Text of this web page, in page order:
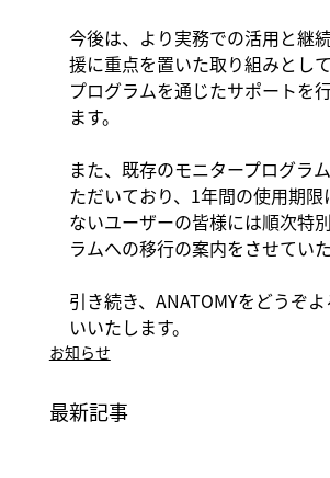
今後は、より実務での活用と継
援に重点を置いた取り組みとし
プログラムを通じたサポートを
ます。
また、既存のモニタープログラ
ただいており、1年間の使用期限
ないユーザーの皆様には順次特
ラムへの移行の案内をさせていた
引き続き、ANATOMYをどうぞ
いいたします。
お知らせ
最新記事